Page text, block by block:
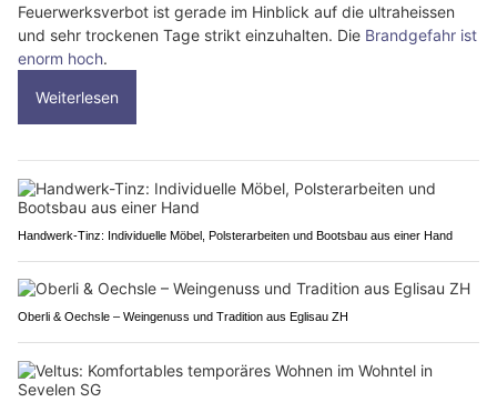
Feuerwerksverbot ist gerade im Hinblick auf die ultraheissen
und sehr trockenen Tage strikt einzuhalten. Die Brandgefahr ist
enorm hoch.
Weiterlesen
Handwerk-Tinz: Individuelle Möbel, Polsterarbeiten und Bootsbau aus einer Hand
Oberli & Oechsle – Weingenuss und Tradition aus Eglisau ZH